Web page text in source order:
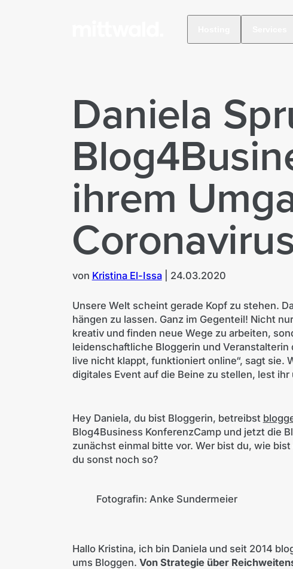
Daniela
ihrem
von Kristina El-Issa| 24.03.2020
Unsere Welt scheint gerade Kopf zu stehen.
hängen zu lassen. Ganz im Gegenteil! Nicht
kreativ und finden neue Wege zu arbeiten,
leidenschaftliche Bloggerin und Veranstalterin
live nicht klappt, funktioniert online“, sagt sie.
digitales Event auf die Beine zu stellen, lest
Hey Daniela, du bist Bloggerin, betreibst
Blog4Business KonferenzCamp und jetzt die
zunächst einmal bitte vor. Wer bist du, wie
du sonst noch so?
Fotografin: Anke Sundermeier
Hallo Kristina, ich bin Daniela und seit 2014
ums Bloggen. Von Strategie über